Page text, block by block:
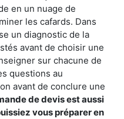
en un nuage de
les cafards. Dans
un diagnostic de la
avant de choisir une
sur chacune de
questions au
avant de conclure une
de devis est aussi
vous préparer en